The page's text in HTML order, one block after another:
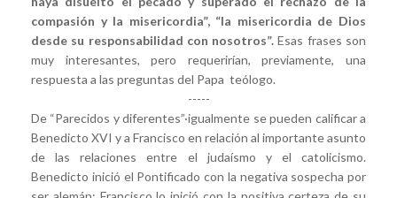
compasión y la misericordia”, “la misericordia de Dios
desde su responsabilidad con nosotros”. Esas frases son
muy interesantes, pero requerirían, previamente, una
respuesta a las preguntas del Papa teólogo.
-----
De “Parecidos y diferentes”·igualmente se pueden calificar a
Benedicto XVI y a Francisco en relación al importante asunto
de las relaciones entre el judaísmo y el catolicismo.
Benedicto inició el Pontificado con la negativa sospecha por